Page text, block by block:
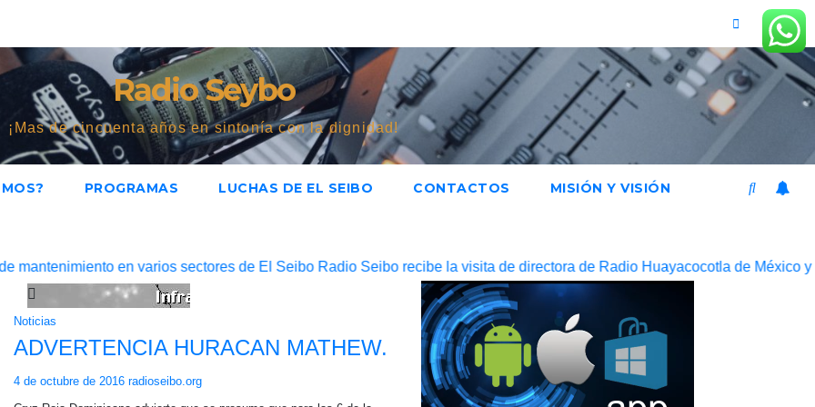
Radio Seybo
¡Mas de cincuenta años en sintonía con la dignidad!
PROGRAMAS LUCHAS DE EL SEIBO CONTACTOS MISIÓN Y VISIÓN
en varios sectores de El Seibo Radio Seibo recibe la visita de directora de Radio Huayacocotla de México y
Noticias
ADVERTENCIA HURACAN MATHEW.
4 de octubre de 2016 radioseibo.org